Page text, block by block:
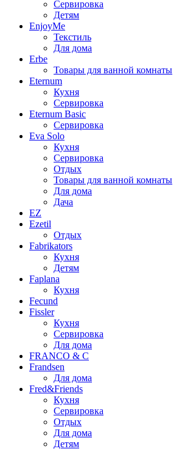
Сервировка
Детям
EnjoyMe
Текстиль
Для дома
Erbe
Товары для ванной комнаты
Eternum
Кухня
Сервировка
Eternum Basic
Сервировка
Eva Solo
Кухня
Сервировка
Отдых
Товары для ванной комнаты
Для дома
Дача
EZ
Ezetil
Отдых
Fabrikators
Кухня
Детям
Faplana
Кухня
Fecund
Fissler
Кухня
Сервировка
Для дома
FRANCO & C
Frandsen
Для дома
Fred&Friends
Кухня
Сервировка
Отдых
Для дома
Детям